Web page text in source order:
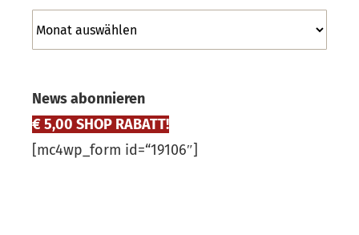
Archiv
News abonnieren
€ 5,00 SHOP RABATT!
[mc4wp_form id=“19106″]